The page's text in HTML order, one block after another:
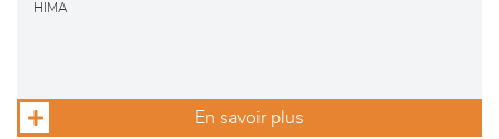
HIMA
En savoir plus